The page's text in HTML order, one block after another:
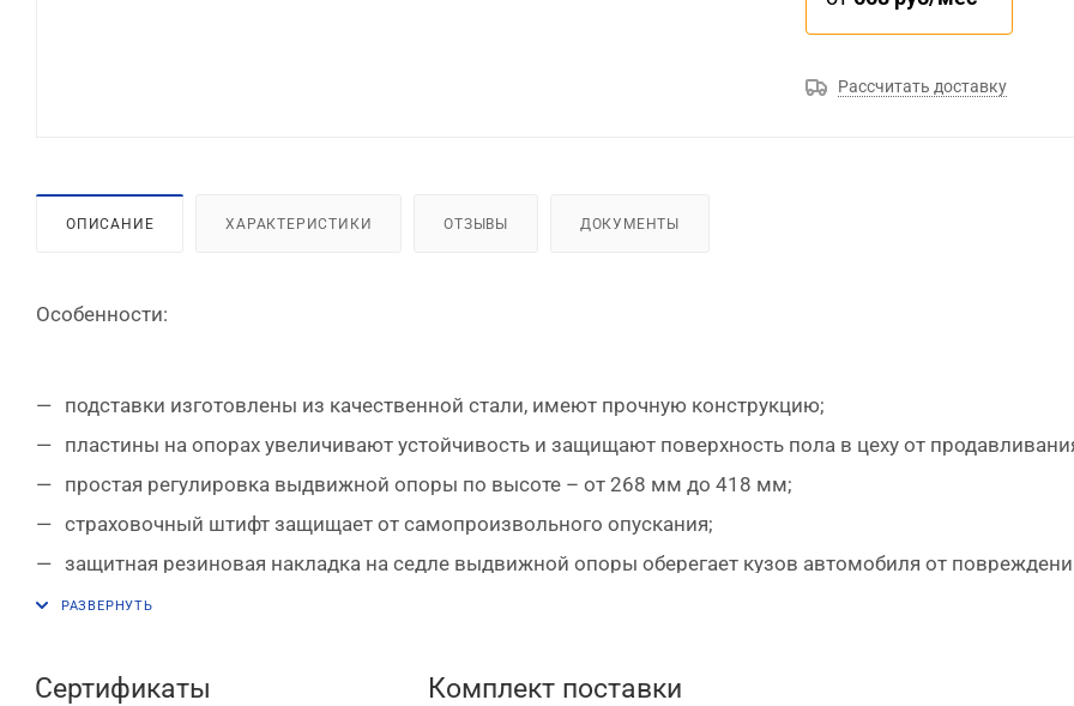
Рассчитать доставку
ОПИСАНИЕ ХАРАКТЕРИСТИКИ ОТЗЫВЫ ДОКУМЕНТЫ
Особенности:
подставки изготовлены из качественной стали, имеют прочную конструкцию;
пластины на опорах увеличивают устойчивость и защищают поверхность пола в цеху от
простая регулировка выдвижной опоры по высоте – от 268 мм до 418 мм;
страховочный штифт защищает от самопроизвольного опускания;
защитная резиновая накладка на седле выдвижной опоры оберегает кузов автомобиля от
Сертификаты Комплект поставки